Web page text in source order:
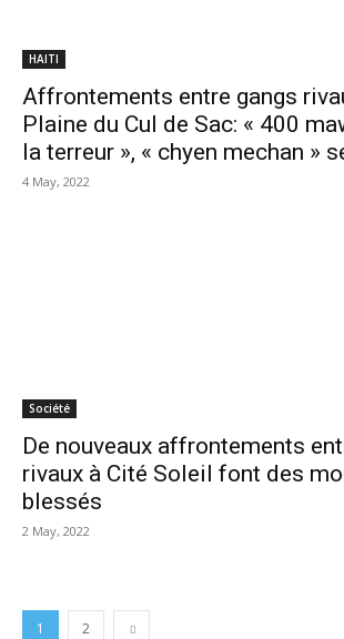
HAITI
Affrontements entre gangs
Plaine du Cul de Sac: « 400
la terreur », « chyen mechan »
4 May, 2022
Société
De nouveaux affrontements
rivaux à Cité Soleil font des
blessés
2 May, 2022
1 2